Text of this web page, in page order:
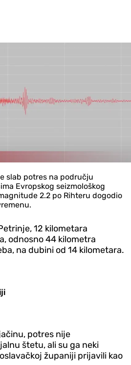
slab potres na području
Evropskog seizmološkog
2.2 po Rihteru dogodio
12 kilometara
odnosno 44 kilometra
na dubini od 14 kilometara.
potres nije
štetu, ali su ga neki
županiji prijavili kao